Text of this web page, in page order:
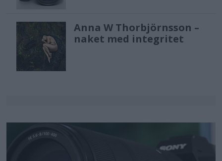
Anna W Thorbjörnsson –
naket med integritet